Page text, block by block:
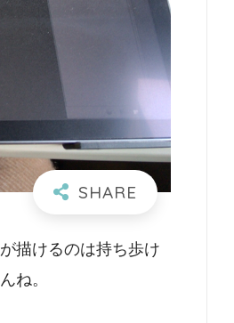
描けるのは持ち歩け
ね。